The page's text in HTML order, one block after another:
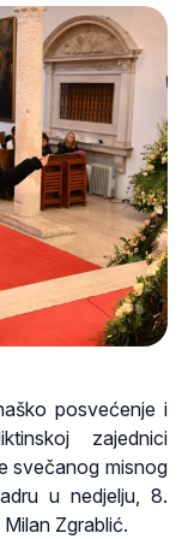
posvećenje i
zajednici
svečanog misnog
u nedjelju, 8.
Zgrablić.